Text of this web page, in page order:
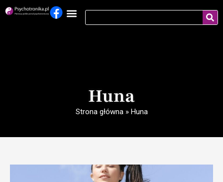
Huna
Strona główna» Huna